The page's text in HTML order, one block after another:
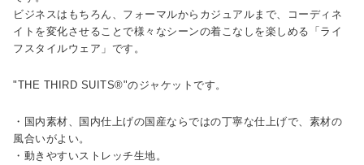
ビジネスはもちろん、フォーマルからカジュアルまで、コーディネ
イトを変化させることで様々なシーンの着こなしを楽しめる「ライ
フスタイルウェア」です。
"THE THIRD SUITS®"のジャケットです。
・国内素材、国内仕上げの国産ならではの丁寧な仕上げで、素材の
風合いがよい。
・動きやすいストレッチ生地。